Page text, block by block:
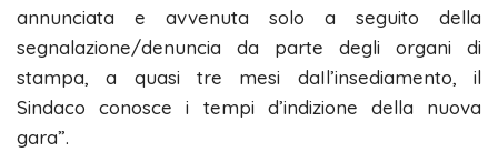
annunciata e avvenuta solo a seguito della
segnalazione/denuncia da parte degli organi di
stampa, a quasi tre mesi daIl’insediamento, il
Sindaco conosce i tempi d’indizione della nuova
gara”.